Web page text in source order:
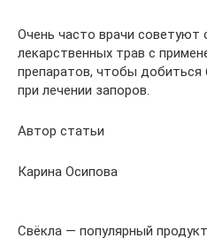
Очень часто врачи советуют
лекарственных трав с
препаратов, чтобы
при лечении запоров.
Автор статьи
Карина Осипова
Свёкла — популярный